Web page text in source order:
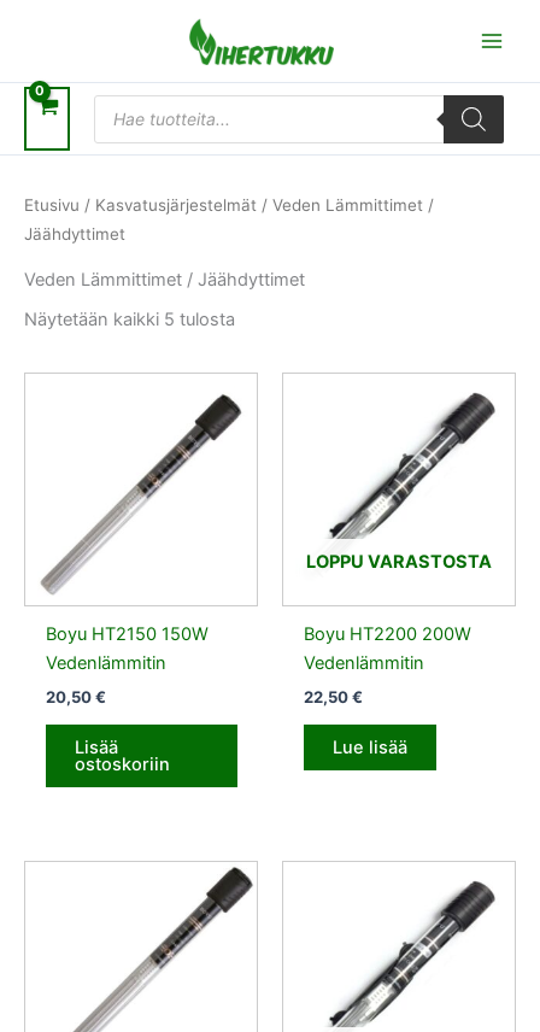
Products
search
Etusivu / Kasvatusjärjestelmät / Veden Lämmittimet /
Jäähdyttimet
Veden Lämmittimet / Jäähdyttimet
Näytetään kaikki 5 tulosta
Boyu HT2150 150W
Vedenlämmitin
20,50€
Lisää
ostoskoriin
LOPPU VARASTOSTA
Boyu HT2200 200W
Vedenlämmitin
22,50€
Lue lisää